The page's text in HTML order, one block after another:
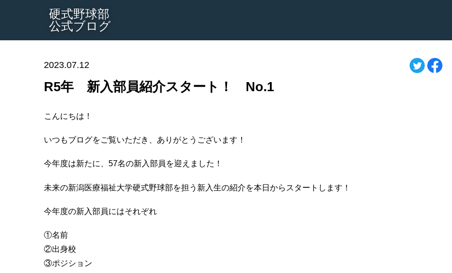
硬式野球部
公式ブログ
2023.07.12
R5年 新入部員紹介スタート！ No.1
こんにちは！
いつもブログをご覧いただき、ありがとうございます！
今年度は新たに、57名の新入部員を迎えました！
未来の新潟医療福祉大学硬式野球部を担う新入生の紹介を本日からスタートします！
今年度の新入部員にはそれぞれ
①名前
②出身校
③ポジション